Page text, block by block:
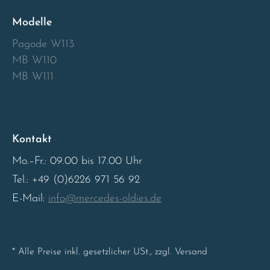
Modelle
Pagode W113
MB W110
MB W111
Kontakt
Mo.–Fr.: 09.00 bis 17.00 Uhr
Tel.: +49 (0)6226 971 56 92
E-Mail: info@mercedes-oldies.de
* Alle Preise inkl. gesetzlicher USt., zzgl. Versand
Sweden
United Kingdom